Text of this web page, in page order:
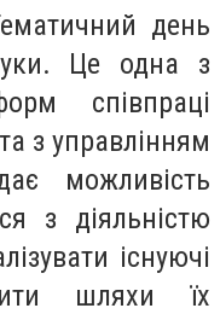
день
Це одна з
співпраці
з управлінням
можливість
з діяльністю
існуючі
шляхи їх